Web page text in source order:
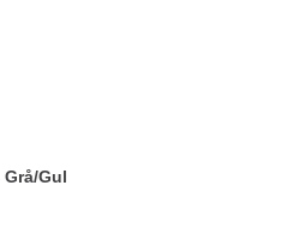
Grå/Gul